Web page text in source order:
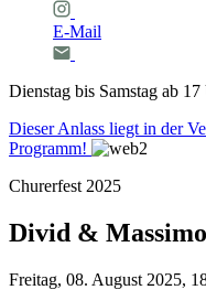
E-Mail
Dienstag bis Samstag ab
Dieser Anlass liegt in der
Programm!
Churerfest 2025
Divid & Massimo
Freitag, 08. August 2025,